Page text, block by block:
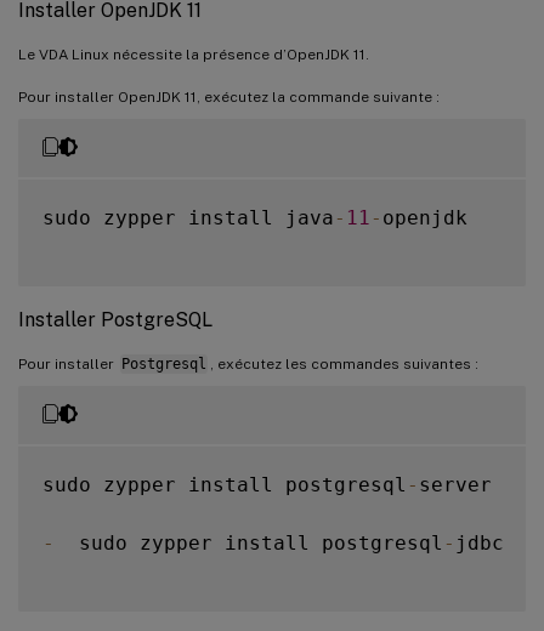
Installer OpenJDK 11
Le VDA Linux nécessite la présence d’OpenJDK 11.
Pour installer OpenJDK 11, exécutez la commande suivante :
sudo zypper install java - 11 - openjdk
Installer PostgreSQL
Pour installer Postgresql , exécutez les commandes suivantes :
sudo zypper install postgresql - server
-
  sudo zypper install postgresql
- jdbc